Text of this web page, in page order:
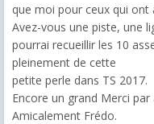
que moi pour ceux qui
Avez-vous une piste, une
pourrai recueillir les 10
pleinement de cette
petite perle dans TS 2017.
Encore un grand Merci par
Amicalement Frédo.